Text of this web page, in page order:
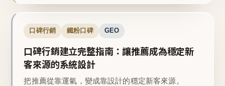
口碑行銷 鐵粉口碑 GEO
口碑行銷建立完整指南：讓推薦成為穩定新
客來源的系統設計
把推薦從靠運氣，變成靠設計的穩定新客來源。